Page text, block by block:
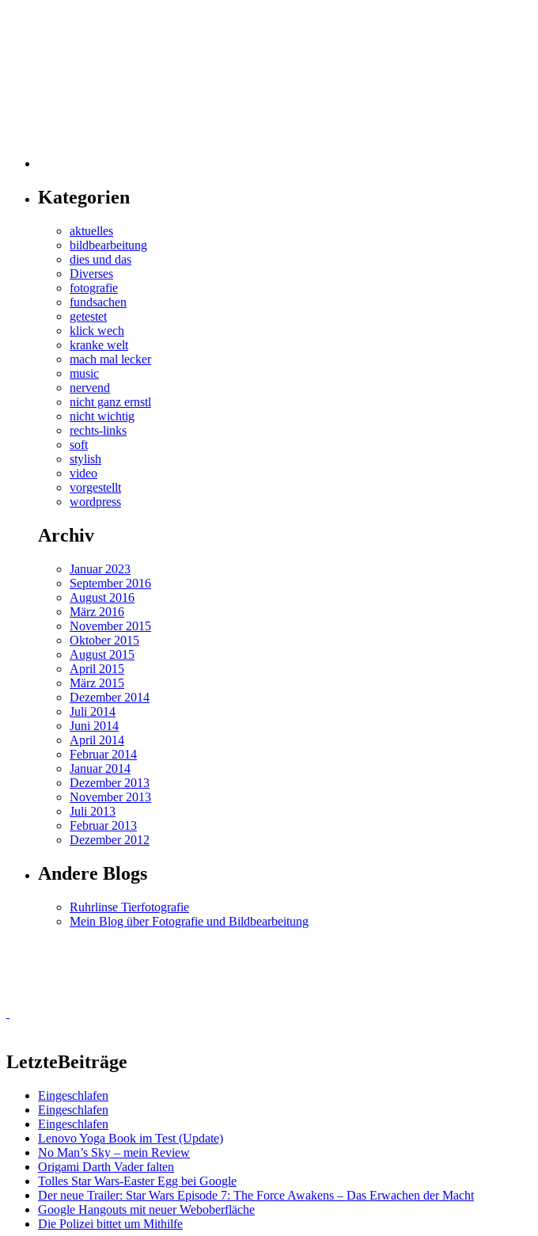
Kategorien
aktuelles
bildbearbeitung
dies und das
Diverses
fotografie
fundsachen
getestet
klick wech
kranke welt
mach mal lecker
music
nervend
nicht ganz ernstl
nicht wichtig
rechts-links
soft
stylish
video
vorgestellt
wordpress
Archiv
Januar 2023
September 2016
August 2016
März 2016
November 2015
Oktober 2015
August 2015
April 2015
März 2015
Dezember 2014
Juli 2014
Juni 2014
April 2014
Februar 2014
Januar 2014
Dezember 2013
November 2013
Juli 2013
Februar 2013
Dezember 2012
Andere Blogs
Ruhrlinse Tierfotografie
Mein Blog über Fotografie und Bildbearbeitung
LetzteBeiträge
Eingeschlafen
Eingeschlafen
Eingeschlafen
Lenovo Yoga Book im Test (Update)
No Man’s Sky – mein Review
Origami Darth Vader falten
Tolles Star Wars-Easter Egg bei Google
Der neue Trailer: Star Wars Episode 7: The Force Awakens – Das Erwachen der Macht
Google Hangouts mit neuer Weboberfläche
Die Polizei bittet um Mithilfe